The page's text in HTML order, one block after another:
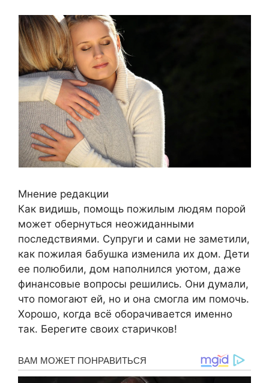
Мнение редакции
Как видишь, помощь пожилым людям порой
может обернуться неожиданными
последствиями. Супруги и сами не заметили,
как пожилая бабушка изменила их дом. Дети
ее полюбили, дом наполнился уютом, даже
финансовые вопросы решились. Они думали,
что помогают ей, но и она смогла им помочь.
Хорошо, когда всё оборачивается именно
так. Берегите своих старичков!